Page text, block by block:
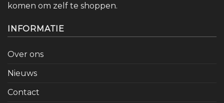
komen om zelf te shoppen.
INFORMATIE
Over ons
Nieuws
Contact